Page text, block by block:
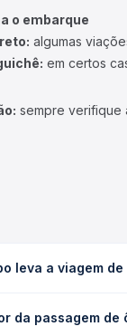
o embarque
algumas
em certos
sempre verifique
leva a viagem
de tráfego.
da passagem